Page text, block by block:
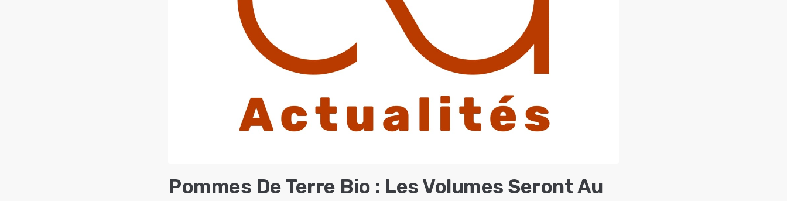
Pommes De Terre Bio : Les Volumes Seront Au